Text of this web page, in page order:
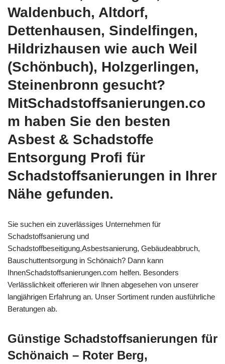
Waldenbuch, Altdorf,
Dettenhausen, Sindelfingen,
Hildrizhausen wie auch Weil
(Schönbuch), Holzgerlingen,
Steinenbronn gesucht?
MitSchadstoffsanierungen.co
m haben Sie den besten
Asbest & Schadstoffe
Entsorgung Profi für
Schadstoffsanierungen in Ihrer
Nähe gefunden.
Sie suchen ein zuverlässiges Unternehmen für
Schadstoffsanierung und
Schadstoffbeseitigung,Asbestsanierung, Gebäudeabbruch,
Bauschuttentsorgung in Schönaich? Dann kann
IhnenSchadstoffsanierungen.com helfen. Besonders
Verlässlichkeit offerieren wir Ihnen abgesehen von unserer
langjährigen Erfahrung an. Unser Sortiment runden ausführliche
Beratungen ab.
Günstige Schadstoffsanierungen für
Schönaich – Roter Berg,